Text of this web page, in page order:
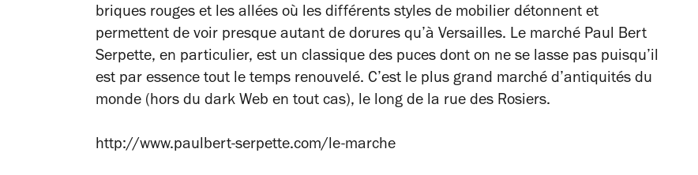
briques rouges et les allées où les différents styles de mobilier détonnent et
permettent de voir presque autant de dorures qu’à Versailles. Le marché Paul Bert
Serpette, en particulier, est un classique des puces dont on ne se lasse pas puisqu’il
est par essence tout le temps renouvelé. C’est le plus grand marché d’antiquités du
monde (hors du dark Web en tout cas), le long de la rue des Rosiers.
http://www.paulbert-serpette.com/le-marche